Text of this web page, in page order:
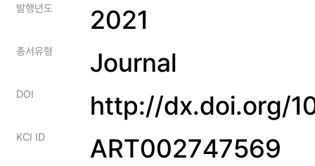
발행년도 2021
총서유형 Journal
DOI http://dx.doi.org/
KCI ID ART002747569